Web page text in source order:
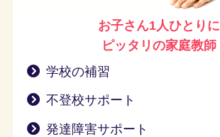
お子さん1人ひとりに
ピッタリの家庭教師
学校の補習
不登校サポート
発達障害サポート